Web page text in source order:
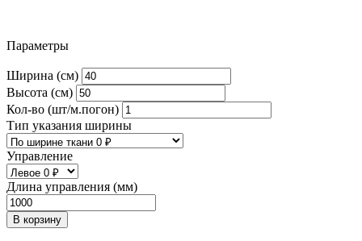
Параметры
Ширина (см)
Высота (см)
Кол-во (шт/м.погон)
Тип указания ширины
Управление
Длина управления (мм)
В корзину